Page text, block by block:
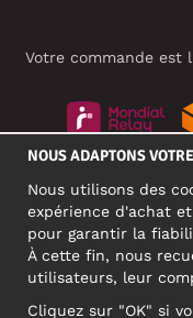
Votre commande est
NOUS ADAPTONS
Nous utilisons des
expérience d'achat
pour garantir la
À cette fin, nous
utilisateurs, leur
Cliquez sur "OK" si